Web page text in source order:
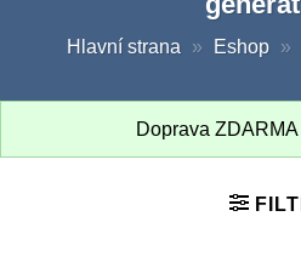
Hlavní strana » Eshop »
Doprava ZDARMA